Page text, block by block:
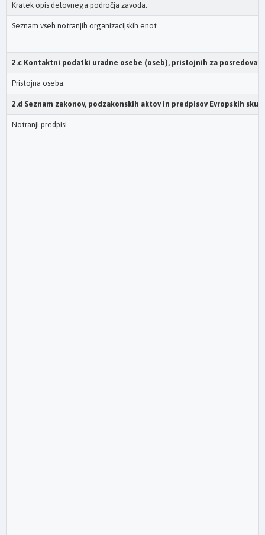
Kratek opis delovnega področja zavoda:
Seznam vseh notranjih organizacijskih enot
2.c Kontaktni podatki uradne osebe (oseb), pristojnih za
Pristojna oseba:
2.d Seznam zakonov, podzakonskih aktov in predpisov Evropskih
Notranji predpisi